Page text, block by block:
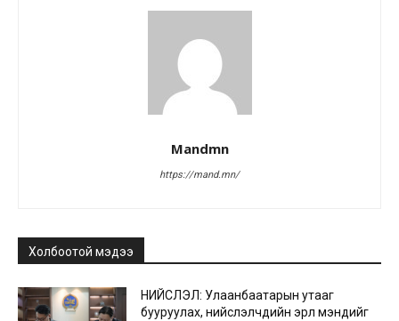
Mandmn
https://mand.mn/
Холбоотой мэдээ
НИЙСЛЭЛ: Улаанбаатарын утааг
бууруулах, нийслэлчүүдийн эрүүл мэндийг